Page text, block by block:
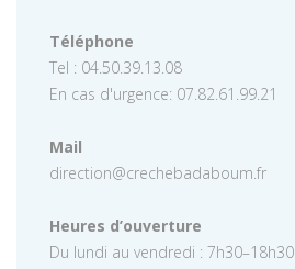
Téléphone
Tel : 04.50.39.13.08
En cas d'urgence: 07.82.61.99.21
Mail
direction@crechebadaboum.fr
Heures d’ouverture
Du lundi au vendredi : 7h30–18h30